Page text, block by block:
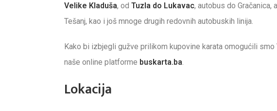
Velike Kladuša, od Tuzla do Lukavac, autobus do Gračanica,
Tešanj, kao i još mnoge drugih redovnih autobuskih linija.
Kako bi izbjegli gužve prilikom kupovine karata omogućili
naše online platforme buskarta.ba
Lokacija